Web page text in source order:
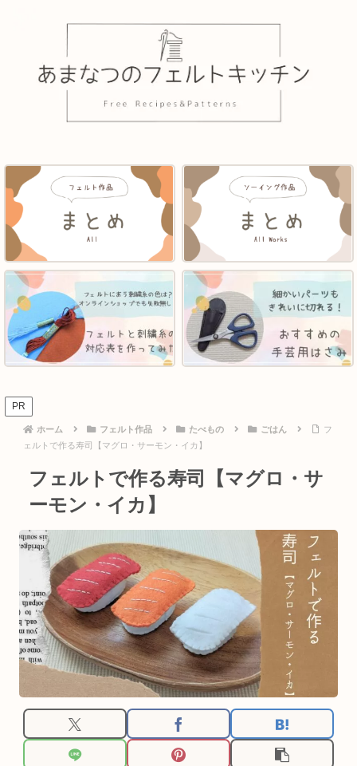
PR
ホーム フェルト作品 たべもの ごはん
フ
ェルトで作る寿司【マグロ・サーモン・イカ】
フェルトで作る寿司【マグロ・サ
ーモン・イカ】